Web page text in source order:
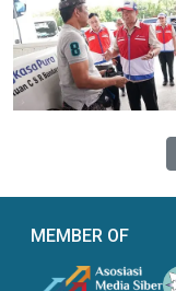
MEMBER OF